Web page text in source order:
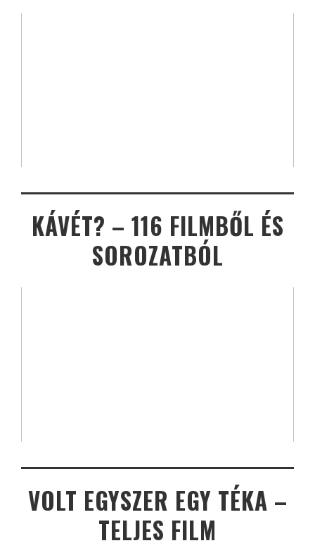
KÁVÉT? – 116 FILMBŐL ÉS
SOROZATBÓL
VOLT EGYSZER EGY TÉKA –
TELJES FILM